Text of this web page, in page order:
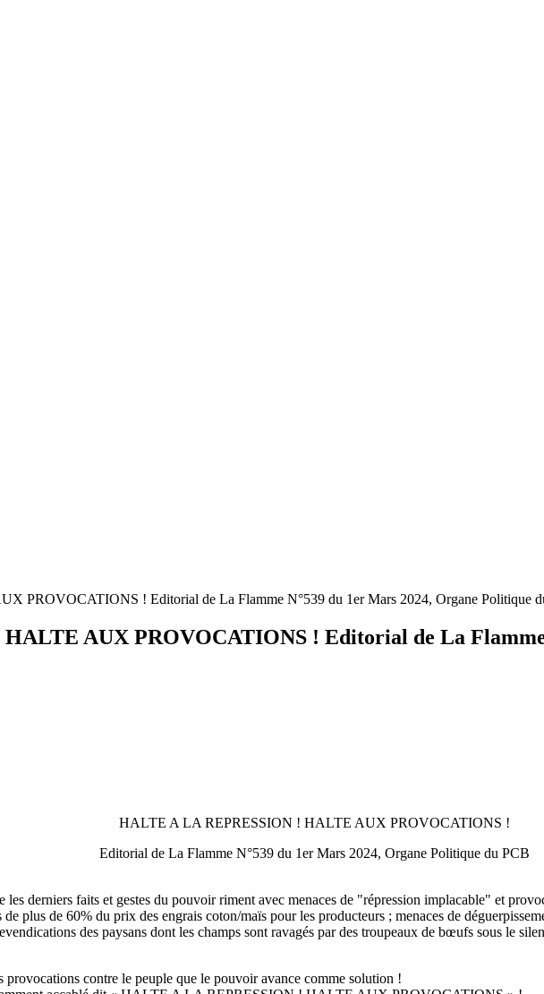
PROVOCATIONS ! Editorial de La Flamme N°539 du 1er Mars 2024, Organe Politique
AUX PROVOCATIONS ! Editorial de La
HALTE A LA REPRESSION ! HALTE AUX PROVOCATIONS !
Editorial de La Flamme N°539 du 1er Mars 2024, Organe Politique du PCB
derniers faits et gestes du pouvoir riment avec menaces de "répression implacable" et
plus de 60% du prix des engrais coton/maïs pour les producteurs ; menaces de
des paysans dont les champs sont ravagés par des troupeaux de bœufs sous le
provocations contre le peuple que le pouvoir avance comme solution !